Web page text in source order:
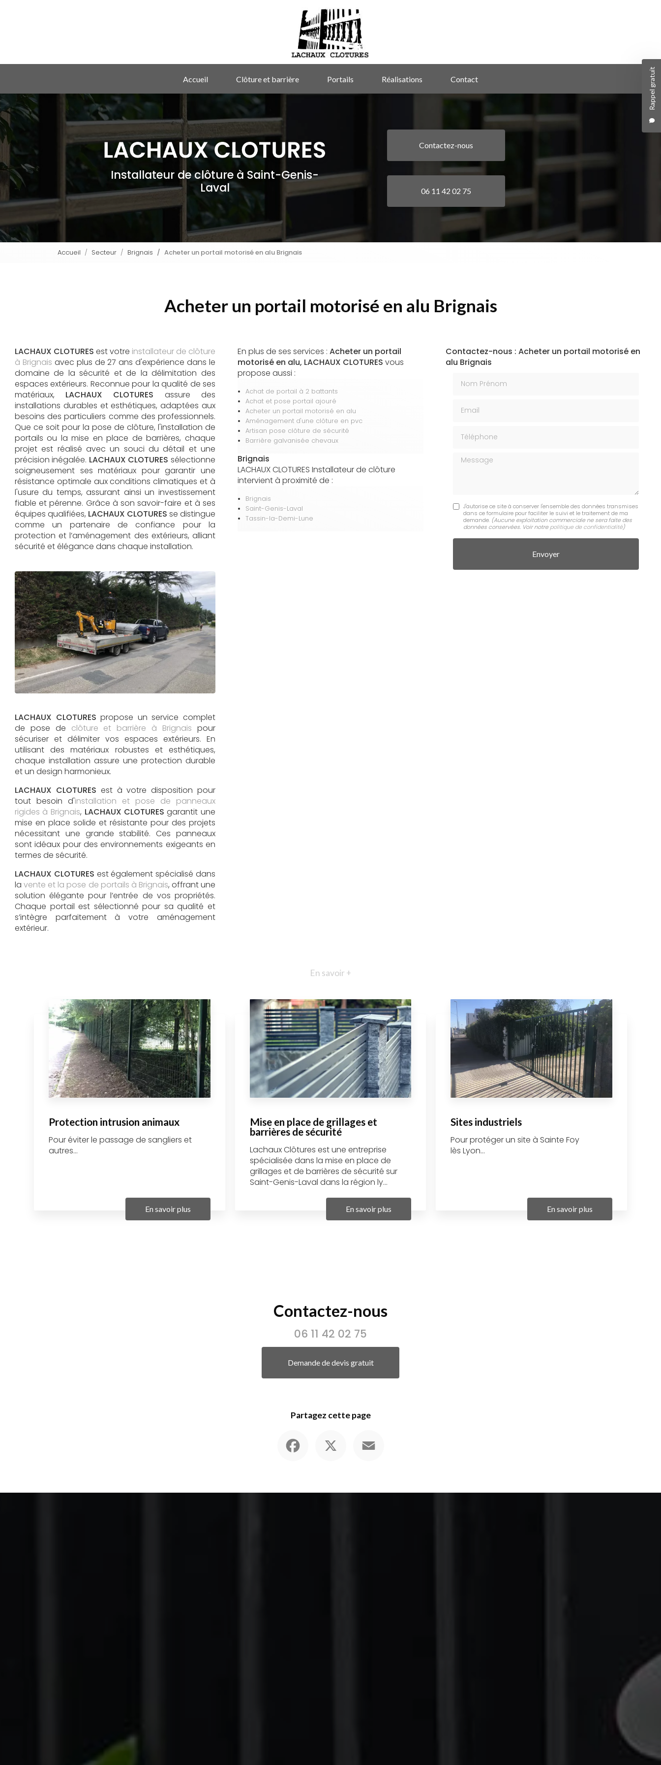
Rappel gratuit
Accueil
Clôture et barrière Portails Réalisations Contact
Installateur de clôture à Saint-Genis-
Laval
Contactez-nous
06 11 42 02 75
Accueil Secteur Brignais Acheter un portail motorisé en alu Brignais
Acheter un portail motorisé en alu Brignais
LACHAUX CLOTURES est votre installateur de clôture
à Brignais avec plus de 27 ans d'expérience dans le
domaine de la sécurité et de la délimitation des
espaces extérieurs. Reconnue pour la qualité de ses
matériaux, LACHAUX CLOTURES assure des
installations durables et esthétiques, adaptées aux
besoins des particuliers comme des professionnels.
Que ce soit pour la pose de clôture, l'installation de
portails ou la mise en place de barrières, chaque
projet est réalisé avec un souci du détail et une
précision inégalée. LACHAUX CLOTURES sélectionne
soigneusement ses matériaux pour garantir une
résistance optimale aux conditions climatiques et à
l'usure du temps, assurant ainsi un investissement
fiable et pérenne. Grâce à son savoir-faire et à ses
équipes qualifiées, LACHAUX CLOTURES​​​​​​​ se distingue
comme un partenaire de confiance pour la
protection et l’aménagement des extérieurs, alliant
sécurité et élégance dans chaque installation.
LACHAUX CLOTURES propose un service complet
de pose de clôture et barrière à Brignais pour
sécuriser et délimiter vos espaces extérieurs. En
utilisant des matériaux robustes et esthétiques,
chaque installation assure une protection durable
et un design harmonieux.
LACHAUX CLOTURES est à votre disposition pour
tout besoin d'installation et pose de panneaux
rigides à Brignais, LACHAUX CLOTURES garantit une
mise en place solide et résistante pour des projets
nécessitant une grande stabilité. Ces panneaux
sont idéaux pour des environnements exigeants en
termes de sécurité.
LACHAUX CLOTURES est également spécialisé dans
lavente et la pose de portails à Brignais, offrant une
solution élégante pour l’entrée de vos propriétés.
Chaque portail est sélectionné pour sa qualité et
s’intègre parfaitement à votre aménagement
extérieur.
En plus de ses services : Acheter un portail
motorisé en alu, LACHAUX CLOTURES vous
propose aussi :
Achat de portail à 2 battants
Achat et pose portail ajouré
Acheter un portail motorisé en alu
Aménagement d'une clôture en pvc
Artisan pose clôture de sécurité
Barrière galvanisée chevaux
Brignais
LACHAUX CLOTURES Installateur de clôture
intervient à proximité de :
Brignais
Saint-Genis-Laval
Tassin-la-Demi-Lune
Contactez-nous : Acheter un portail motorisé en
alu Brignais
Message
J'autorise ce site à conserver l'ensemble des données transmises
dans ce formulaire pour faciliter le suivi et le traitement de ma
demande. (Aucune exploitation commerciale ne sera faite des
données conservées. Voir notre politique de confidentialité)
En savoir +
Protection intrusion animaux
Pour éviter le passage de sangliers et
autres...
En savoir plus
Mise en place de grillages et
barrières de sécurité
Lachaux Clôtures est une entreprise
spécialisée dans la mise en place de
grillages et de barrières de sécurité sur
Saint-Genis-Laval dans la région ly...
En savoir plus
Sites industriels
Pour protéger un site à Sainte Foy
lès Lyon...
En savoir plus
Contactez-nous
06 11 42 02 75
Demande de devis gratuit
Partagez cette page